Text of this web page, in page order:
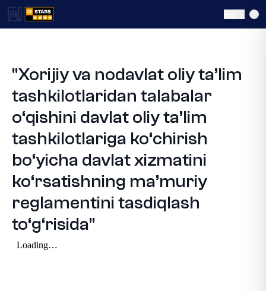
"Xorijiy va nodavlat oliy ta’lim
tashkilotlaridan talabalar
o‘qishini davlat oliy ta’lim
tashkilotlariga ko‘chirish
bo‘yicha davlat xizmatini
ko‘rsatishning ma’muriy
reglamentini tasdiqlash
to‘g‘risida"